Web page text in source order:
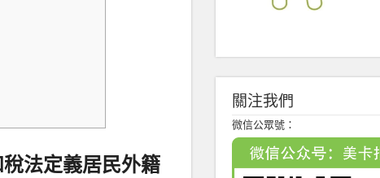
法定義居民外籍
關注我們
微信公眾號：